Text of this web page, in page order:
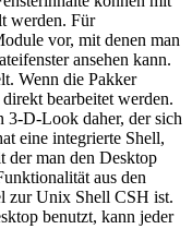
werden. Für
vor, mit denen man
ansehen kann.
Wenn die Pakker
bearbeitet werden.
3-D-Look daher, der sich
eine integrierte Shell,
der man den Desktop
aus den
zur Unix Shell CSH ist.
benutzt, kann jeder